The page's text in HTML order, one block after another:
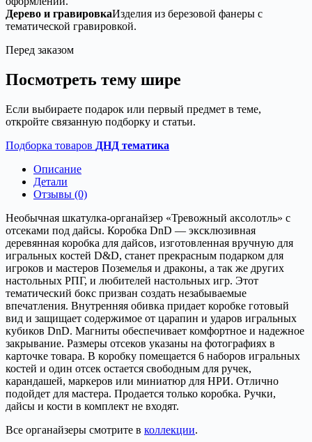
Дерево и гравировкаИзделия из березовой фанеры с
тематической гравировкой.
Перед заказом
Посмотреть тему шире
Если выбираете подарок или первый предмет в теме,
откройте связанную подборку и статьи.
Подборка товаров ДНД тематика
Описание
Детали
Отзывы (0)
Необычная шкатулка-органайзер «Тревожный аксолотль» с
отсеками под дайсы. Коробка DnD — эксклюзивная
деревянная коробка для дайсов, изготовленная вручную для
игральных костей D&D, станет прекрасным подарком для
игроков и мастеров Поземелья и драконы, а так же других
настольных РПГ, и любителей настольных игр. Этот
тематический бокс призван создать незабываемые
впечатления. Внутренняя обивка придает коробке готовый
вид и защищает содержимое от царапин и ударов игральных
кубиков DnD. Магниты обеспечивает комфортное и надежное
закрывание. Размеры отсеков указаны на фотографиях в
карточке товара. В коробку помещается 6 наборов игральных
костей и один отсек остается свободным для ручек,
карандашей, маркеров или миниатюр для НРИ. Отлично
подойдет для мастера. Продается только коробка. Ручки,
дайсы и кости в комплект не входят.
Все органайзеры смотрите в коллекции.